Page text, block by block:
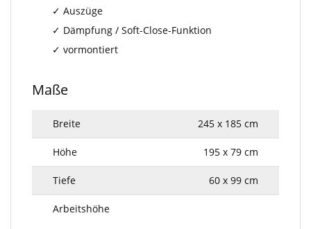
Auszüge
Dämpfung / Soft-Close-Funktion
vormontiert
Maße
Breite 245 x 185 cm
Höhe 195 x 79 cm
Tiefe 60 x 99 cm
Arbeitshöhe